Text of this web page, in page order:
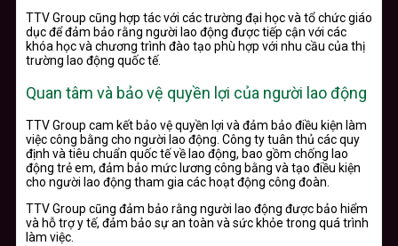
TTV Group cũng hợp tác với các trường đại học và tổ chức giáo
dục để đảm bảo rằng người lao động được tiếp cận với các
khóa học và chương trình đào tạo phù hợp với nhu cầu của thị
trường lao động quốc tế.
Quan tâm và bảo vệ quyền lợi của người lao động
TTV Group cam kết bảo vệ quyền lợi và đảm bảo điều kiện làm
việc công bằng cho người lao động. Công ty tuân thủ các quy
định và tiêu chuẩn quốc tế về lao động, bao gồm chống lao
động trẻ em, đảm bảo mức lương công bằng và tạo điều kiện
cho người lao động tham gia các hoạt động công đoàn.
TTV Group cũng đảm bảo rằng người lao động được bảo hiểm
và hỗ trợ y tế, đảm bảo sự an toàn và sức khỏe trong quá trình
làm việc.